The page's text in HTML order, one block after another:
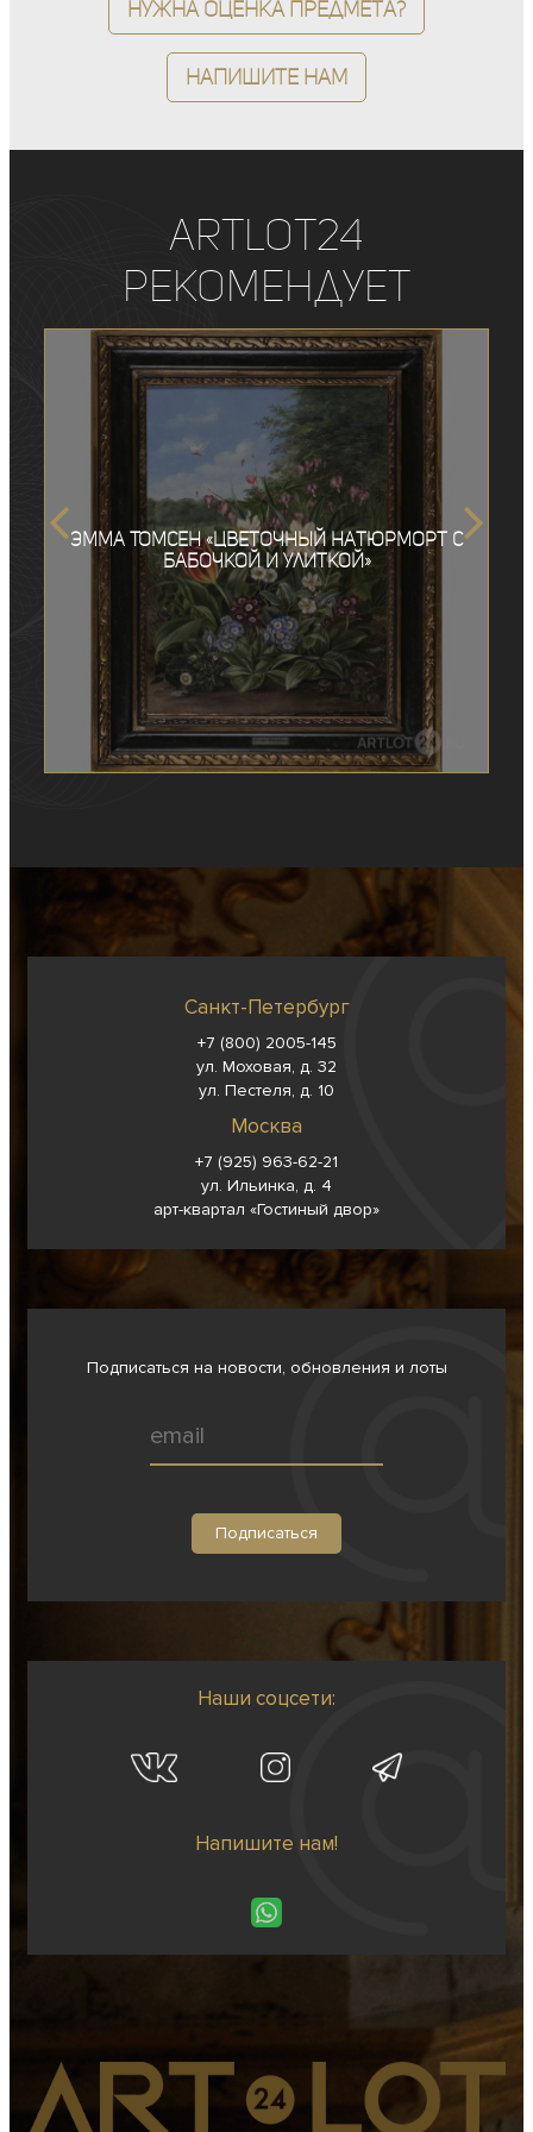
Нужна оценка предмета?
Напишите нам
ArtLot24
рекомендует
Эмма Томсен «Цветочный натюрморт с
бабочкой и улиткой»
Санкт-Петербург
+7 (800) 2005-145
ул. Моховая, д. 32
ул. Пестеля, д. 10
Москва
+7 (925) 963-62-21
ул. Ильинка, д. 4
арт-квартал «Гостиный двор»
Подписаться на новости, обновления и лоты
Наши соцсети:
Напишите нам!